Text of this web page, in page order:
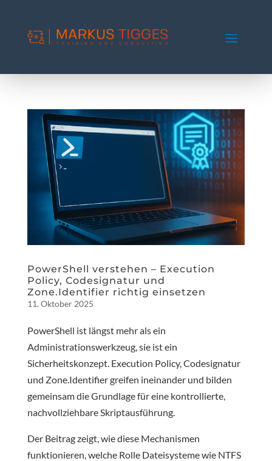
PowerShell verstehen – Execution
Policy, Codesignatur und
Zone.Identifier richtig einsetzen
11. Oktober 2025
PowerShell ist längst mehr als ein
Administrationswerkzeug, sie ist ein
Sicherheitskonzept. Execution Policy, Codesignatur
und Zone.Identifier greifen ineinander und bilden
gemeinsam die Grundlage für eine kontrollierte,
nachvollziehbare Skriptausführung.
Der Beitrag zeigt, wie diese Mechanismen
funktionieren, welche Rolle Dateisysteme wie NTFS